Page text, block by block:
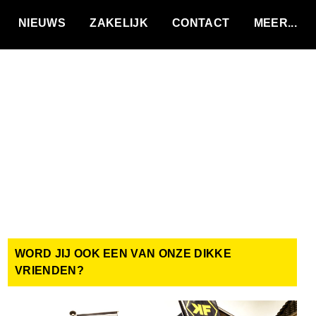
NIEUWS ZAKELIJK CONTACT
WORD JIJ OOK EEN VAN ONZE DIKKE
VRIENDEN?